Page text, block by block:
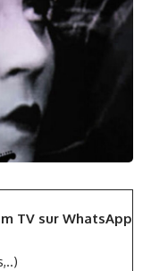
TV sur WhatsApp